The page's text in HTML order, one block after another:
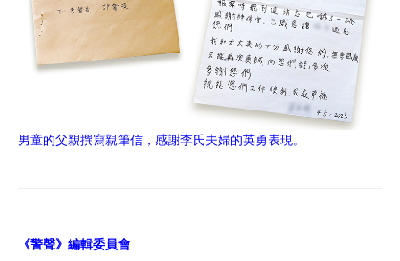
男童的父親撰寫親筆信，感謝李氏夫婦的英勇表現。
《警聲》編輯委員會